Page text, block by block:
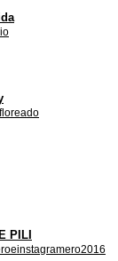
PILI